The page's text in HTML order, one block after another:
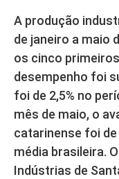
A produção
de janeiro a maio
os cinco
desempenho foi
foi de 2,5% no
mês de maio, o
catarinense foi de
média brasileira.
Indústrias de